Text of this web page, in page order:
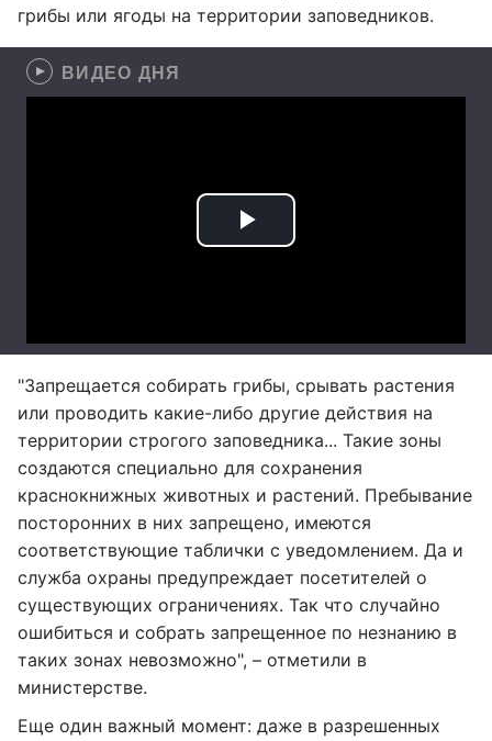
грибы или ягоды на территории заповедников.
ВИДЕО ДНЯ
"Запрещается собирать грибы, срывать растения
или проводить какие-либо другие действия на
территории строгого заповедника... Такие зоны
создаются специально для сохранения
краснокнижных животных и растений. Пребывание
посторонних в них запрещено, имеются
соответствующие таблички с уведомлением. Да и
служба охраны предупреждает посетителей о
существующих ограничениях. Так что случайно
ошибиться и собрать запрещенное по незнанию в
таких зонах невозможно", – отметили в
министерстве.
Еще один важный момент: даже в разрешенных